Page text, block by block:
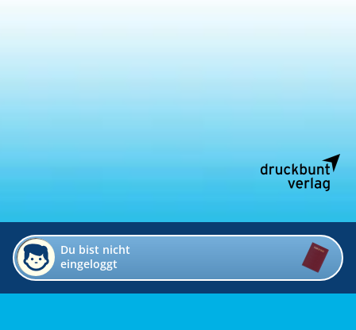
Du bist nicht
eingeloggt